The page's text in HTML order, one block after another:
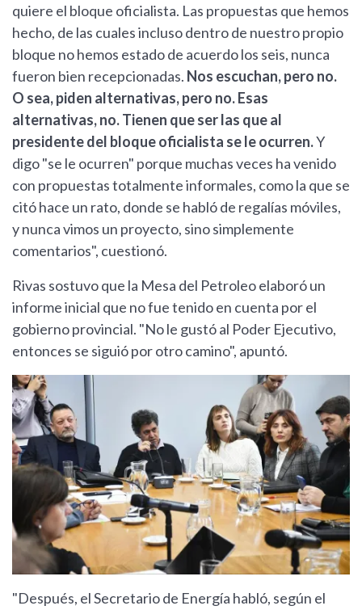
quiere el bloque oficialista. Las propuestas que hemos
hecho, de las cuales incluso dentro de nuestro propio
bloque no hemos estado de acuerdo los seis, nunca
fueron bien recepcionadas. Nos escuchan, pero no.
O sea, piden alternativas, pero no. Esas
alternativas, no. Tienen que ser las que al
presidente del bloque oficialista se le ocurren.Y
digo "se le ocurren" porque muchas veces ha venido
con propuestas totalmente informales, como la que se
citó hace un rato, donde se habló de regalías móviles,
y nunca vimos un proyecto, sino simplemente
comentarios", cuestionó.
Rivas sostuvo que la Mesa del Petroleo elaboró un
informe inicial que no fue tenido en cuenta por el
gobierno provincial. "No le gustó al Poder Ejecutivo,
entonces se siguió por otro camino", apuntó.
"Después, el Secretario de Energía habló, según el